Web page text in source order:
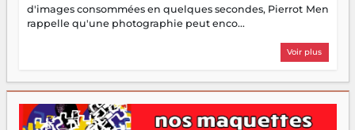
d'images consommées en quelques secondes, Pierrot Men
rappelle qu'une photographie peut enco...
Voir plus